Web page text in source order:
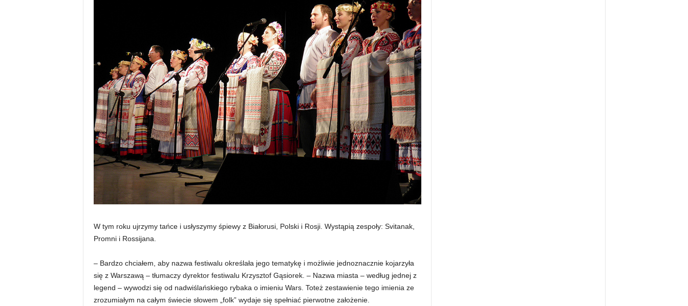
W tym roku ujrzymy tańce i usłyszymy śpiewy z Białorusi, Polski i Rosji. Wystąpią zespoły: Svitanak,
Promni i Rossijana.
– Bardzo chciałem, aby nazwa festiwalu określała jego tematykę i możliwie jednoznacznie kojarzyła
się z Warszawą – tłumaczy dyrektor festiwalu Krzysztof Gąsiorek. – Nazwa miasta – według jednej z
legend – wywodzi się od nadwiślańskiego rybaka o imieniu Wars. Toteż zestawienie tego imienia ze
zrozumiałym na całym świecie słowem „folk” wydaje się spełniać pierwotne założenie.